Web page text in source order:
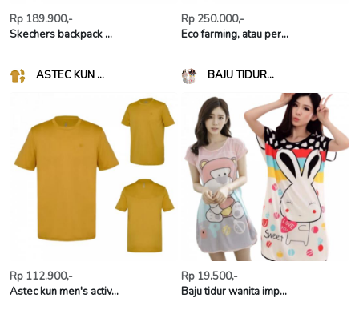
Rp 189.900,-
Skechers backpack ...
Rp 250.000,-
Eco farming, atau per...
ASTEC KUN ...
Rp 112.900,-
Astec kun men's activ...
BAJU TIDUR...
Rp 19.500,-
Baju tidur wanita imp...